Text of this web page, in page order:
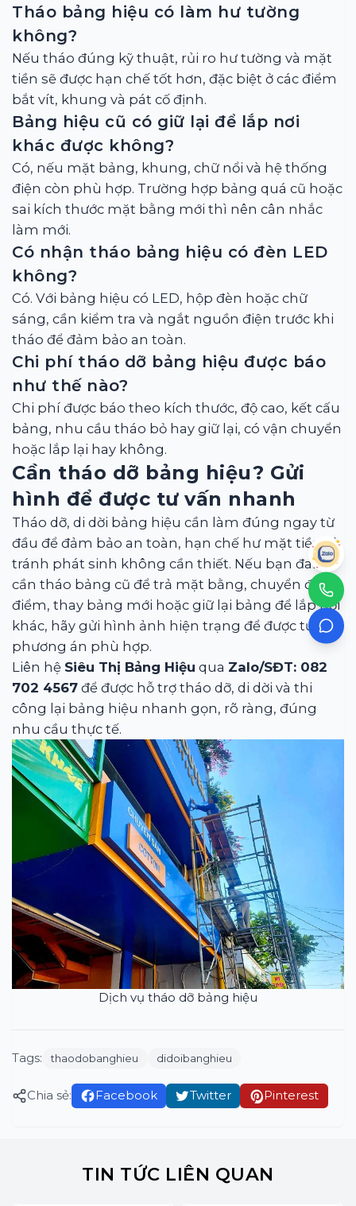
Tháo bảng hiệu có làm hư tường
không?
Nếu tháo đúng kỹ thuật, rủi ro hư tường và mặt
tiền sẽ được hạn chế tốt hơn, đặc biệt ở các điểm
bắt vít, khung và pát cố định.
Bảng hiệu cũ có giữ lại để lắp nơi
khác được không?
Có, nếu mặt bảng, khung, chữ nổi và hệ thống
điện còn phù hợp. Trường hợp bảng quá cũ hoặc
sai kích thước mặt bằng mới thì nên cân nhắc
làm mới.
Có nhận tháo bảng hiệu có đèn LED
không?
Có. Với bảng hiệu có LED, hộp đèn hoặc chữ
sáng, cần kiểm tra và ngắt nguồn điện trước khi
tháo để đảm bảo an toàn.
Chi phí tháo dỡ bảng hiệu được báo
như thế nào?
Chi phí được báo theo kích thước, độ cao, kết cấu
bảng, nhu cầu tháo bỏ hay giữ lại, có vận chuyển
hoặc lắp lại hay không.
Cần tháo dỡ bảng hiệu? Gửi
hình để được tư vấn nhanh
Tháo dỡ, di dời bảng hiệu cần làm đúng ngay từ
đầu để đảm bảo an toàn, hạn chế hư mặt tiền và
tránh phát sinh không cần thiết. Nếu bạn đang
cần tháo bảng cũ để trả mặt bằng, chuyển địa
điểm, thay bảng mới hoặc giữ lại bảng để lắp nơi
khác, hãy gửi hình ảnh hiện trạng để được tư vấn
phương án phù hợp.
Liên hệ Siêu Thị Bảng Hiệu qua Zalo/SĐT: 082
702 4567 để được hỗ trợ tháo dỡ, di dời và thi
công lại bảng hiệu nhanh gọn, rõ ràng, đúng
nhu cầu thực tế.
Dịch vụ tháo dỡ bảng hiệu
Tags: thaodobanghieu didoibanghieu
Chia sẻ: Facebook Twitter Pinterest
TIN TỨC LIÊN QUAN